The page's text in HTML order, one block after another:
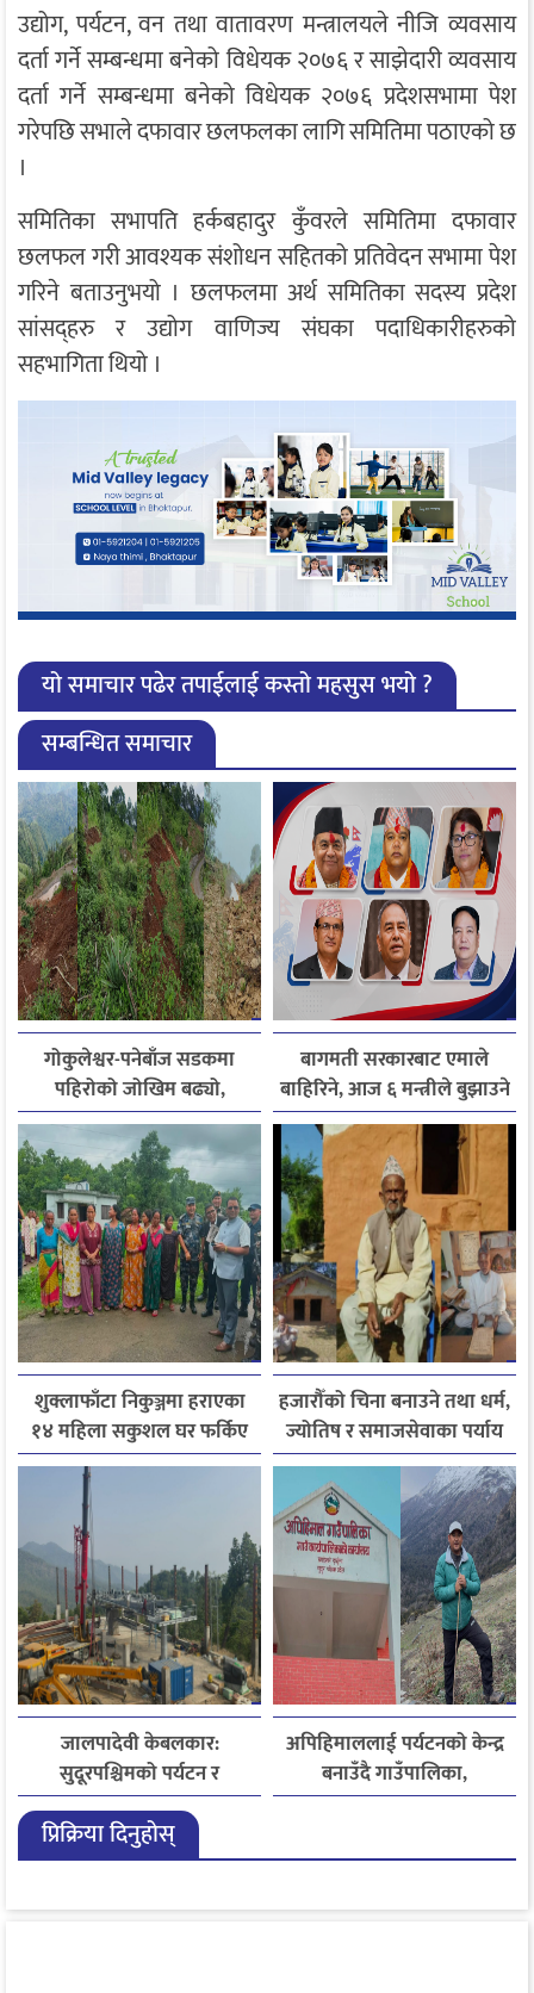
उद्योग, पर्यटन, वन तथा वातावरण मन्त्रालयले नीजि व्यवसाय
दर्ता गर्ने सम्बन्धमा बनेको विधेयक २०७६ र साझेदारी व्यवसाय
दर्ता गर्ने सम्बन्धमा बनेको विधेयक २०७६ प्रदेशसभामा पेश
गरेपछि सभाले दफावार छलफलका लागि समितिमा पठाएको छ
।
समितिका सभापति हर्कबहादुर कुँवरले समितिमा दफावार
छलफल गरी आवश्यक संशोधन सहितको प्रतिवेदन सभामा पेश
गरिने बताउनुभयो । छलफलमा अर्थ समितिका सदस्य प्रदेश
सांसद्हरु र उद्योग वाणिज्य संघका पदाधिकारीहरुको
सहभागिता थियो ।
यो समाचार पढेर तपाईलाई कस्तो महसुस भयो ?
सम्बन्धित समाचार
गोकुलेश्वर-पनेबाँज सडकमा
पहिरोको जोखिम बढ्यो,
स्थानीयले मागे तत्काल पर्खाल
निर्माण
बागमती सरकारबाट एमाले
बाहिरिने, आज ६ मन्त्रीले बुझाउने
राजीनामा
शुक्लाफाँटा निकुञ्जमा हराएका
१४ महिला सकुशल घर फर्किए
हजारौँको चिना बनाउने तथा धर्म,
ज्योतिष र समाजसेवाका पर्याय
धनदेव जोशी अब स्मृतिमा
जालपादेवी केबलकार:
सुदूरपश्चिमको पर्यटन र
समृद्धिको नयाँ आधार
अपिहिमाललाई पर्यटनको केन्द्र
बनाउँदै गाउँपालिका,
बहुआयामिक पर्यटन विकासमा
प्रिक्रिया दिनुहोस्